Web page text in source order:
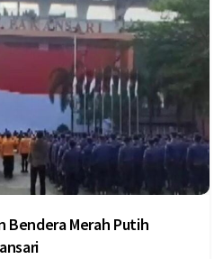
Bendera Merah Putih